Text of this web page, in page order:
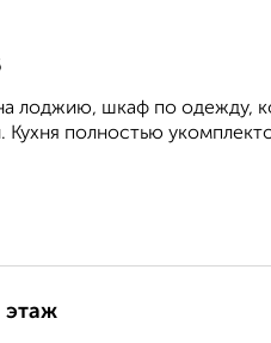
лоджию, шкаф по одежду,
полностью
этаж